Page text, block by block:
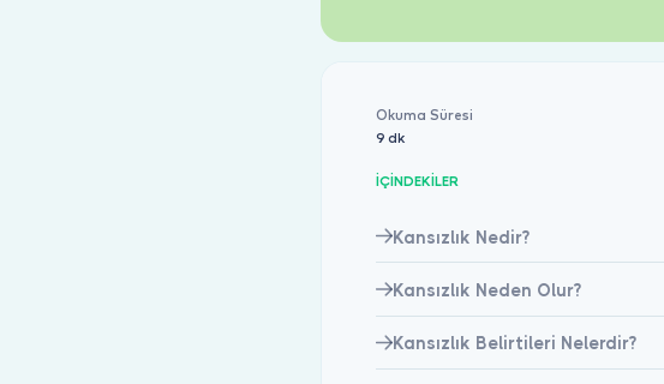
Okuma Süresi
9 dk
İÇİNDEKİLER
Kansızlık Nedir?
Kansızlık Neden Olur?
Kansızlık Belirtileri Nelerdir?